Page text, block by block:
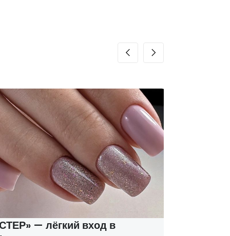
— лёгкий вход в